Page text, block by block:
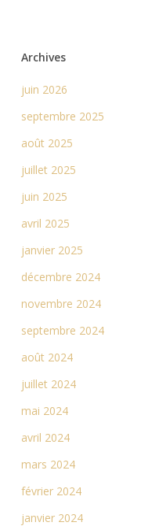
Archives
juin 2026
septembre 2025
août 2025
juillet 2025
juin 2025
avril 2025
janvier 2025
décembre 2024
novembre 2024
septembre 2024
août 2024
juillet 2024
mai 2024
avril 2024
mars 2024
février 2024
janvier 2024